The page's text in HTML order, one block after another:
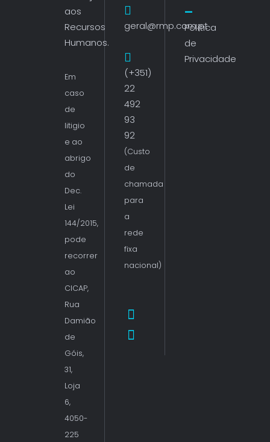
aos
Recursos
Humanos.
Em
caso
de
litigio
e ao
abrigo
do
Dec.
Lei
144/2015,
pode
recorrer
ao
CICAP,
Rua
Damião
de
Góis,
31,
Loja
6,
4050-
225
geral@rmp.com.pt
(+351)
22
492
93
92
(Custo
de
chamada
para
a
rede
fixa
nacional)
Política
de
Privacidade